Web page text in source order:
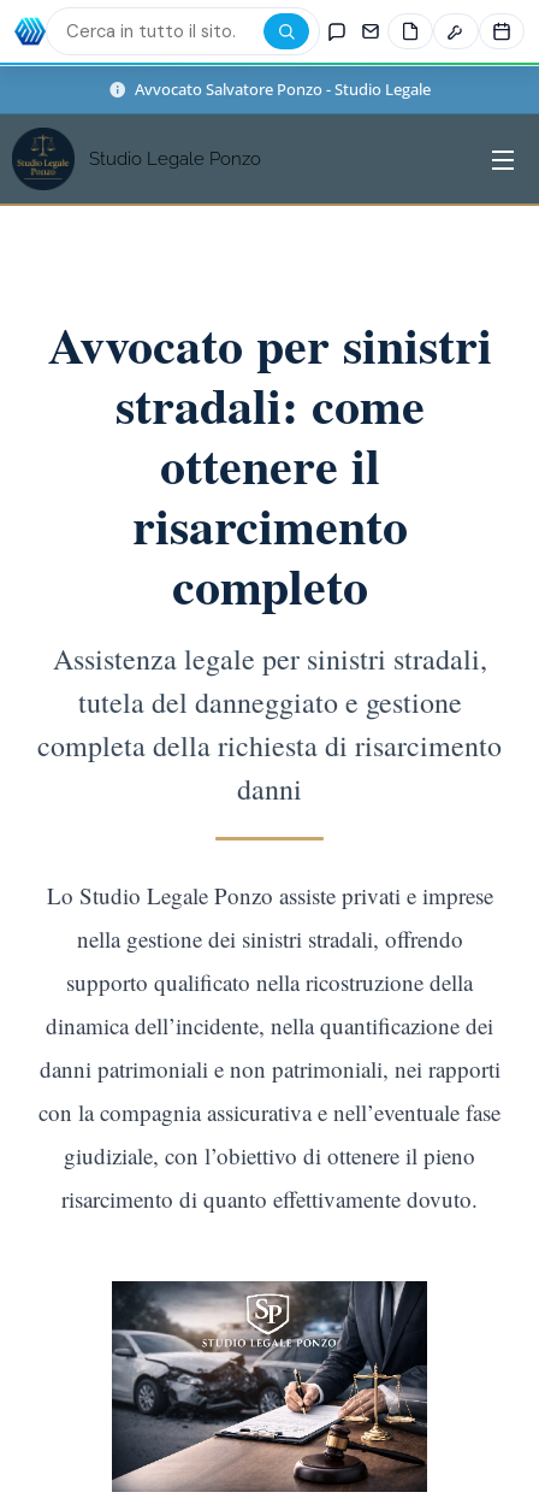
Avvocato Salvatore Ponzo - Studio Legale
Studio Legale Ponzo
Avvocato per sinistri
stradali: come
ottenere il
risarcimento
completo
Assistenza legale per sinistri stradali,
tutela del danneggiato e gestione
completa della richiesta di risarcimento
danni
Lo Studio Legale Ponzo assiste privati e imprese
nella gestione dei sinistri stradali, offrendo
supporto qualificato nella ricostruzione della
dinamica dell’incidente, nella quantificazione dei
danni patrimoniali e non patrimoniali, nei rapporti
con la compagnia assicurativa e nell’eventuale fase
giudiziale, con l’obiettivo di ottenere il pieno
risarcimento di quanto effettivamente dovuto.